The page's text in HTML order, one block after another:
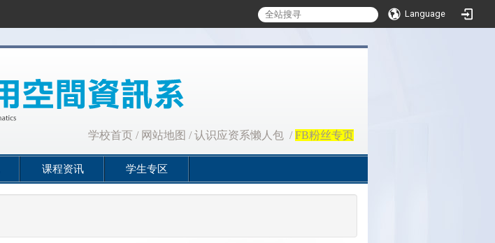
Language
学校首页 / 网站地图 /认识应资系懒人包 /FB粉丝专页
课程资讯 学生专区